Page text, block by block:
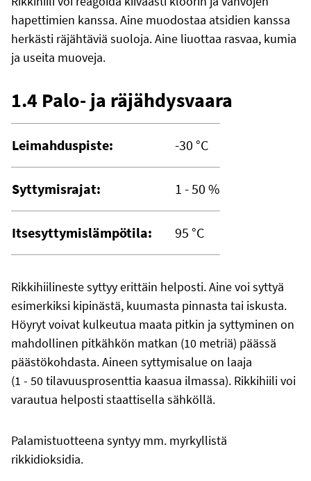
hapettimien kanssa. Aine muodostaa atsidien kanssa
herkästi räjähtäviä suoloja. Aine liuottaa rasvaa, kumia
ja useita muoveja.
1.4 Palo- ja räjähdysvaara
Leimahduspiste: -30 °C
Syttymisrajat: 1 - 50 %
Itsesyttymislämpötila: 95 °C
Rikkihiilineste syttyy erittäin helposti. Aine voi syttyä
esimerkiksi kipinästä, kuumasta pinnasta tai iskusta.
Höyryt voivat kulkeutua maata pitkin ja syttyminen on
mahdollinen pitkähkön matkan (10 metriä) päässä
päästökohdasta. Aineen syttymisalue on laaja
(1 - 50 tilavuusprosenttia kaasua ilmassa). Rikkihiili voi
varautua helposti staattisella sähköllä.
Palamistuotteena syntyy mm. myrkyllistä
rikkidioksidia.